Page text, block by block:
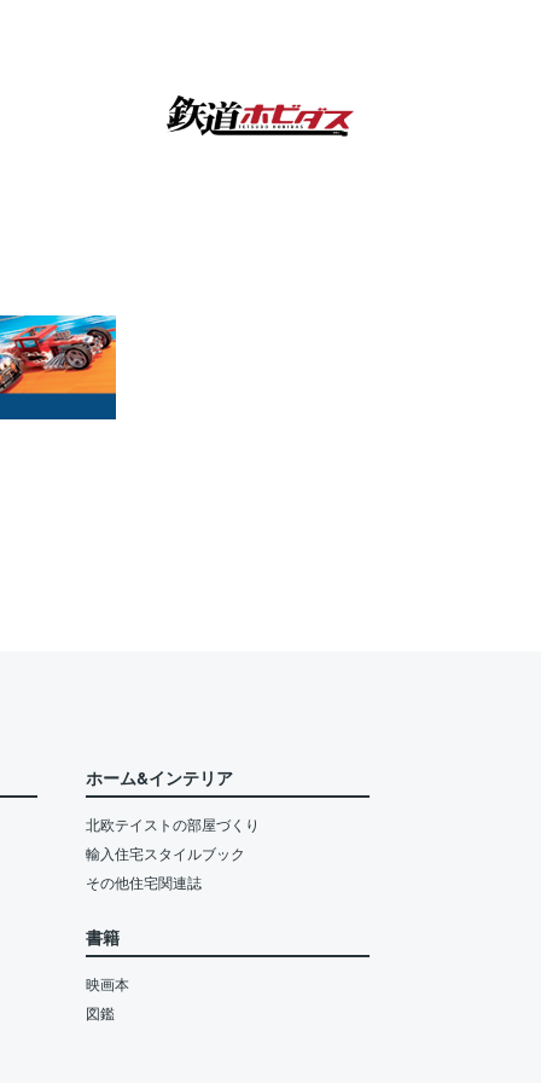
ホーム&インテリア
北欧テイストの部屋づくり
輸入住宅スタイルブック
その他住宅関連誌
書籍
映画本
図鑑